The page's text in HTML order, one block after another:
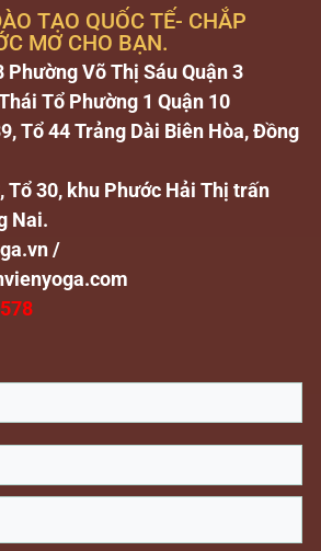
TẠO QUỐC TẾ- CHẮP
MƠ CHO BẠN.
Phường Võ Thị Sáu Quận 3
Tổ Phường 1 Quận 10
Tổ 44 Trảng Dài Biên Hòa, Đồng
Tổ 30, khu Phước Hải Thị trấn
Nai.
/